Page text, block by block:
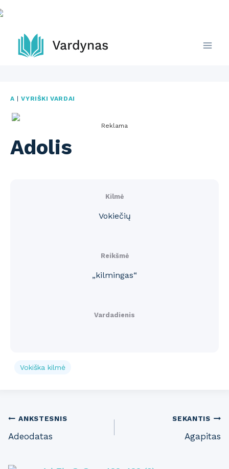
Skip
to
content
A |VYRIŠKI VARDAI
Reklama
Adolis
Kilmė
Vokiečių
Reikšmė
„kilmingas“
Vardadienis
Vokiška kilmė
Post
navigation
ANKSTESNIS
Adeodatas
SEKANTIS
Agapitas